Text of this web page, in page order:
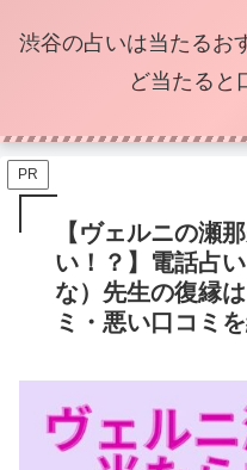
渋谷の占いは当たるお
ど当たると
PR
【ヴェルニの瀬
い！？】電話占
な）先生の復縁
ミ・悪い口コミ